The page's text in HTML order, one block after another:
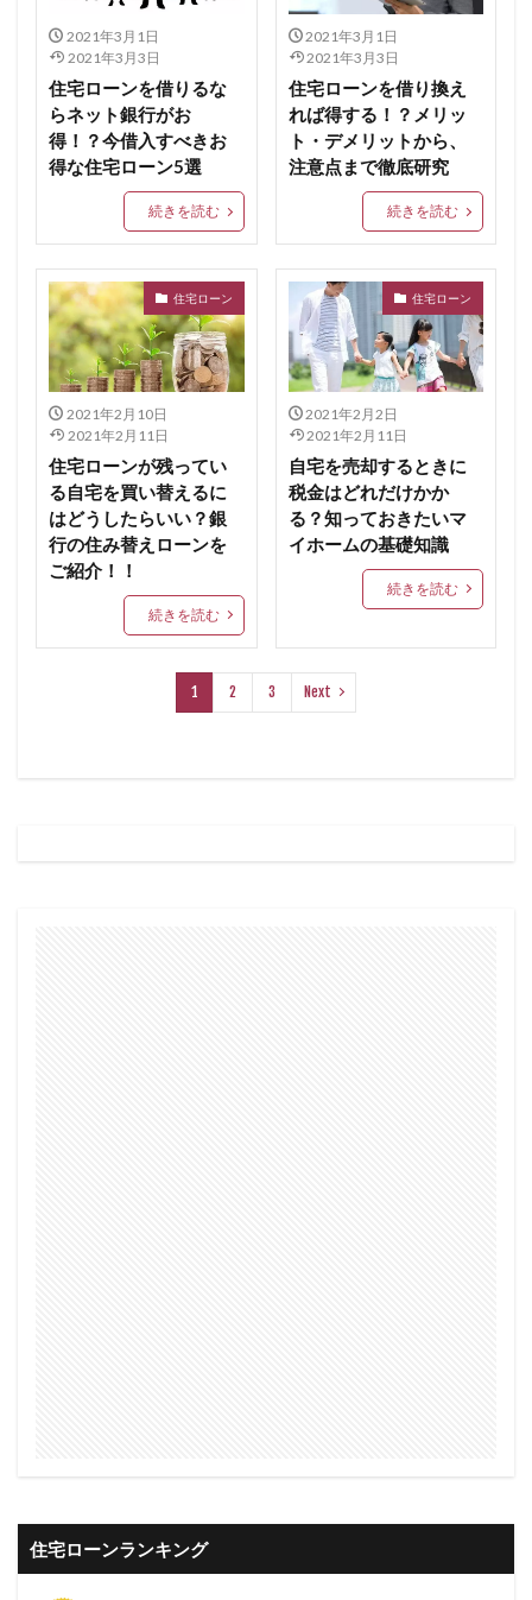
2021年3月1日
2021年3月3日
住宅ローンを借りるな
らネット銀行がお
得！？今借入すべきお
得な住宅ローン5選
続きを読む
2021年3月1日
2021年3月3日
住宅ローンを借り換え
れば得する！？メリッ
ト・デメリットから、
注意点まで徹底研究
続きを読む
住宅ローン
2021年2月10日
2021年2月11日
住宅ローンが残ってい
る自宅を買い替えるに
はどうしたらいい？銀
行の住み替えローンを
ご紹介！！
続きを読む
住宅ローン
2021年2月2日
2021年2月11日
自宅を売却するときに
税金はどれだけかか
る？知っておきたいマ
イホームの基礎知識
続きを読む
1 2 3 Next
住宅ローンランキング